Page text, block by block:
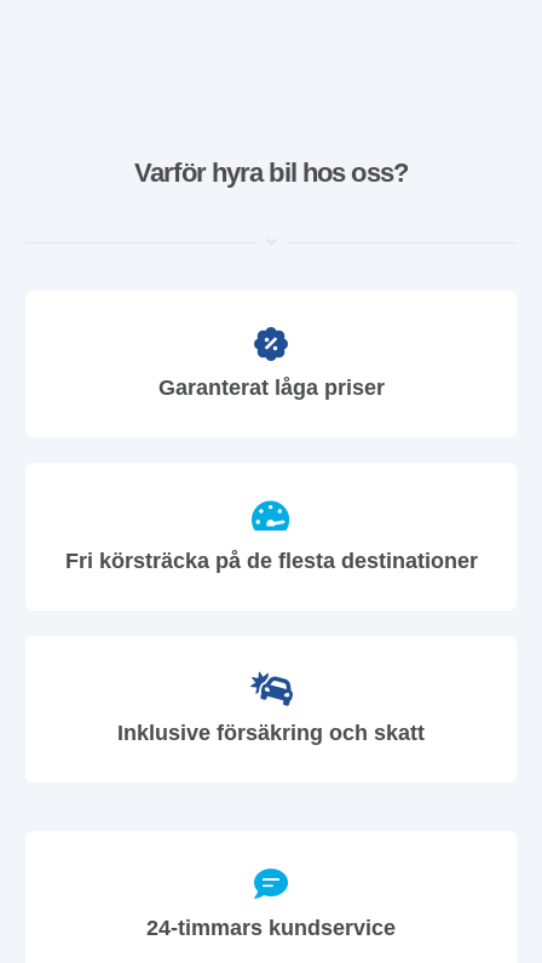
Varför hyra bil hos oss?
Garanterat låga priser
Fri körsträcka på de flesta destinationer
Inklusive försäkring och skatt
24-timmars kundservice